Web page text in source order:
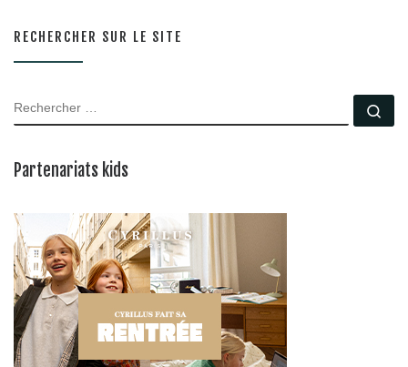
RECHERCHER SUR LE SITE
RECHERCHER
Partenariats kids